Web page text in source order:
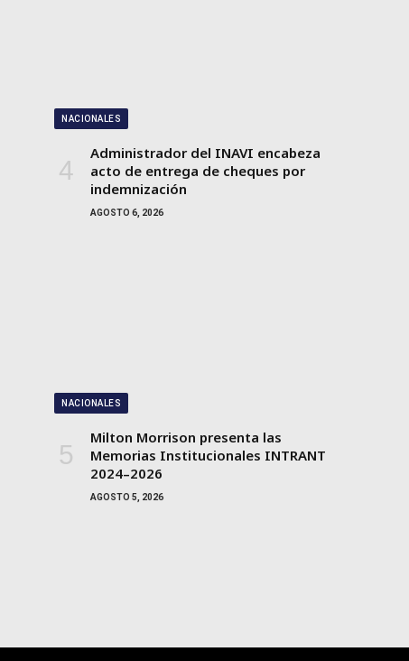
NACIONALES
Administrador del INAVI encabeza
acto de entrega de cheques por
indemnización
AGOSTO 6, 2026
NACIONALES
Milton Morrison presenta las
Memorias Institucionales INTRANT
2024–2026
AGOSTO 5, 2026